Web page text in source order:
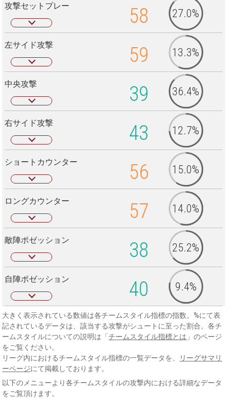
攻撃セットプレー 58 27.0%
左サイド攻撃 59 13.3%
中央攻撃 39 36.4%
右サイド攻撃 43 12.7%
ショートカウンター 56 15.0%
ロングカウンター 57 14.0%
敵陣ポゼッション 38 25.2%
自陣ポゼッション 40 9.4%
大きく表示されている数値は各チームスタイル指標の指数。%にて表
記されているデータは、該当する攻撃がシュートに至った割合。各チ
ームスタイルについての説明は「 チームスタイル指標とは 」のページ
をご覧ください。
リーグ内におけるチームスタイル指標の一覧データを、
リーグサマリ
ーページにて掲載しております。
以下のメニューより各チームスタイルの攻撃内における詳細なデータ
をご覧頂けます。